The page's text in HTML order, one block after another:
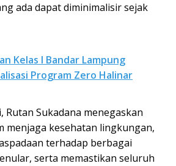
ada dapat diminimalisir sejak
Kelas I Bandar Lampung
Program Zero Halinar
Rutan Sukadana menegaskan
menjaga kesehatan lingkungan,
terhadap berbagai
serta memastikan seluruh